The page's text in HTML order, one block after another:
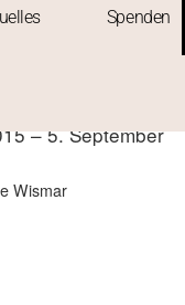
Spenden
– 5. September
Wismar